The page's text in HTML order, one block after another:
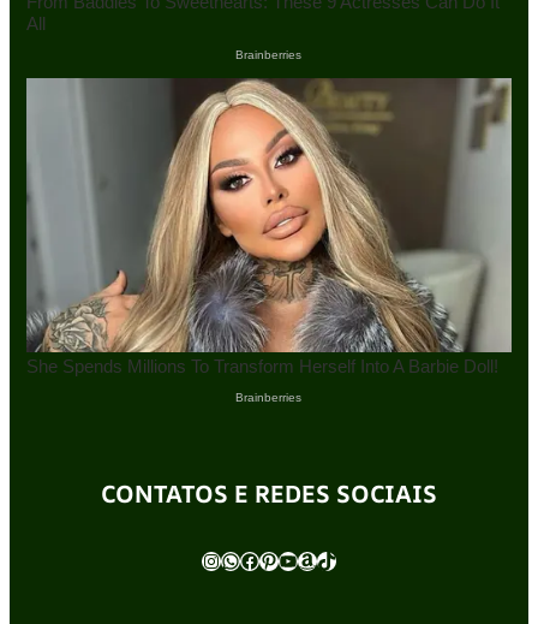
CONTATOS E REDES SOCIAIS
InstagramWhatsApp Facebook Pinterest Youtube Amazon TikTok